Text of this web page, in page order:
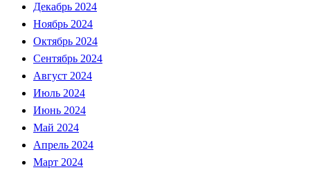
Декабрь 2024
Ноябрь 2024
Октябрь 2024
Сентябрь 2024
Август 2024
Июль 2024
Июнь 2024
Май 2024
Апрель 2024
Март 2024